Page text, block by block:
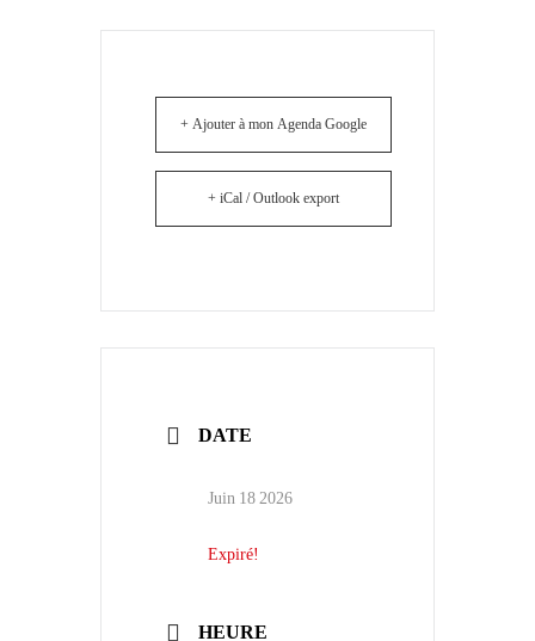
+ Ajouter à mon Agenda Google
+ iCal / Outlook export
DATE
Juin 18 2026
Expiré!
HEURE